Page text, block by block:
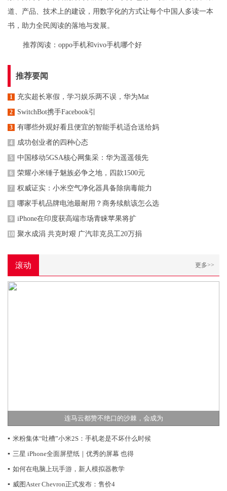
道、产品、技术上的建设，用数字化的方式让每个中国人多读一本
书，助力全民阅读的落地与发展。
推荐阅读： oppo手机和vivo手机哪个好
推荐要闻
1 充实超长寒假，学习娱乐两不误，华为Mat
2 SwitchBot携手Facebook引
3 有哪些外观好看且便宜的智能手机适合送给妈
4 成功创业者的四种心态
5 中国移动5GSA核心网集采：华为遥遥领先
6 荣耀小米锤子魅族必争之地，四款1500元
7 权威证实：小米空气净化器具备除病毒能力
8 哪家手机品牌电池最耐用？商务续航该怎么选
9 iPhone在印度获高端市场青睐苹果将扩
10 聚水成涓 共克时艰 广汽菲克员工20万捐
滚动 更多>>
连马云都赞不绝口的沙棘，会成为
▪ 米粉集体“吐槽”小米2S：手机老是不坏什么时候
▪ 三星 iPhone全面屏壁纸｜优秀的屏幕 也得
▪ 如何在电脑上玩手游，新人模拟器教学
▪ 威图Aster Chevron正式发布：售价4